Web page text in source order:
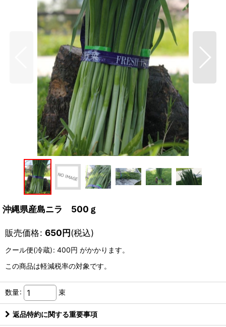
沖縄県産島ニラ 500ｇ
販売価格: 650円(税込)
クール便(冷蔵): 400円 がかかります。
この商品は軽減税率の対象です。
数量: 束
返品特約に関する重要事項